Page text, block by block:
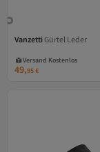
VanzettiGürtel Leder
Versand Kostenlos
Versand Kostenlos
49,95€